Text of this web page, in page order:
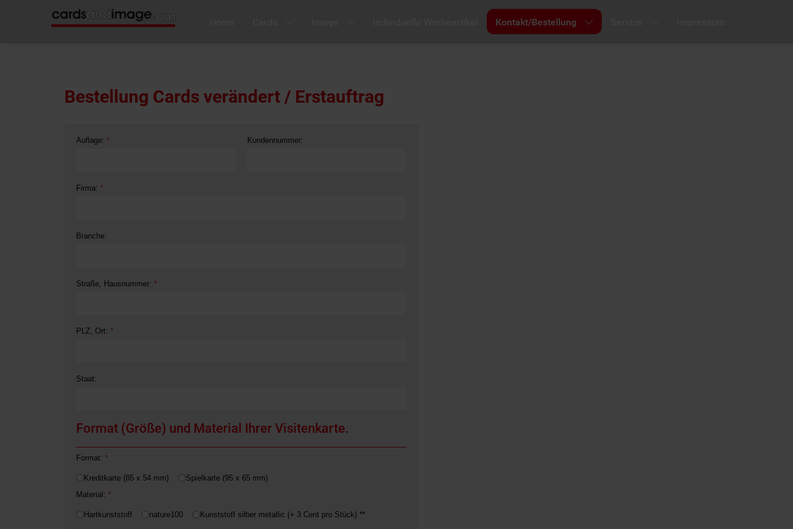
Kontakt/Bestellung
Bestellung Cards verändert / Erstauftrag
Auflage: * Kundennummer:
Firma: *
Branche:
Straße, Hausnummer: *
PLZ, Ort: *
Staat:
Format (Größe) und Material Ihrer Visitenkarte.
Format: *
Kreditkarte (85 x 54 mm)
Spielkarte (95 x 65 mm)
Material: *
Hartkunststoff nature100 Kunststoff silber metallic (+ 3 Cent pro Stück) **